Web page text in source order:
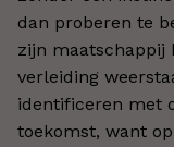
dan proberen te
zijn maatschappij
verleiding
identificeren met
toekomst, want